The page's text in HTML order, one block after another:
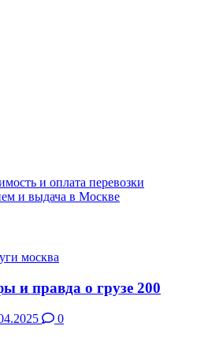
и оплата перевозки
и выдача в Москве
москва
и правда о грузе 200
0